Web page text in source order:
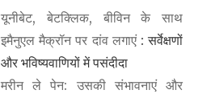
यूनीबेट, बेटक्लिक, बीविन के साथ
इमैनुएल मैक्रॉन पर दांव लगाएं: सर्वेक्षणों
और भविष्यवाणियों में पसंदीदा
मरीन ले पेन: उसकी संभावनाएं और